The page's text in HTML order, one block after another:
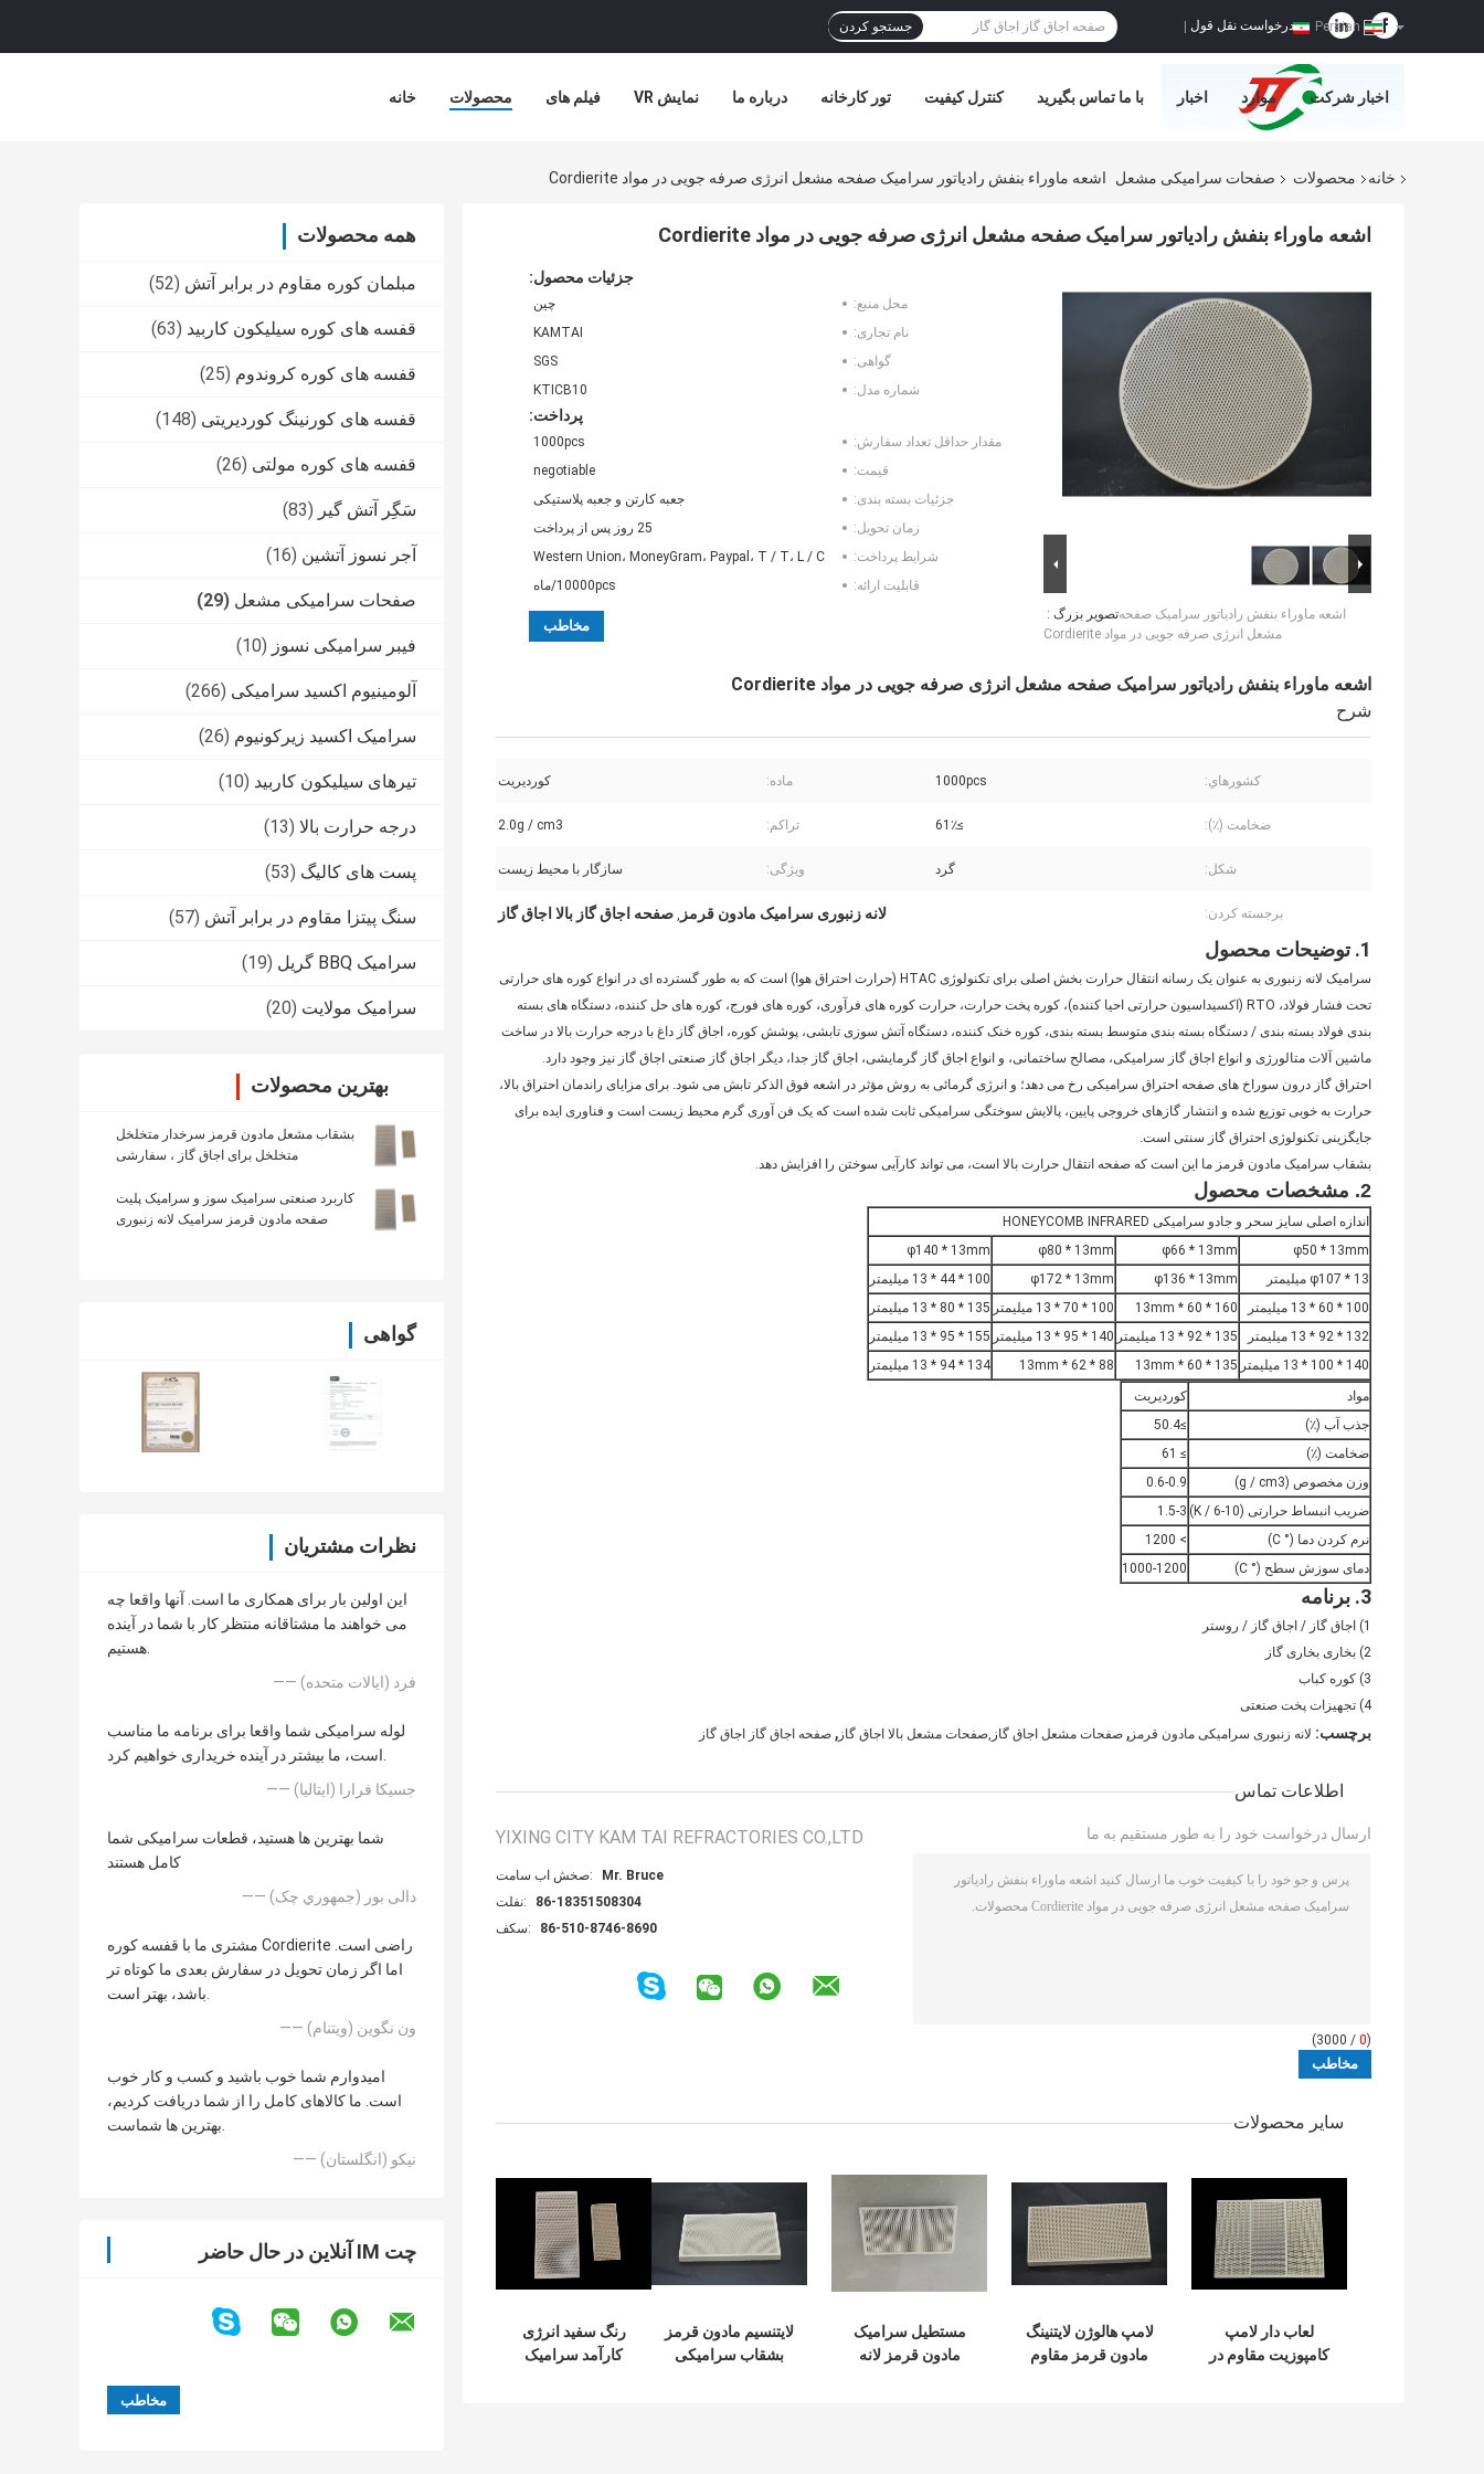
درخواست نقل قول جستجو کردن
خانه محصولات فیلم های نمایش VR درباره ما تور کارخانه کنترل کیفیت با ما تماس بگیرید اخبار موارد اخبار شرکت
خانه محصولات صفحات سرامیکی مشعل اشعه ماوراء بنفش رادیاتور سرامیک صفحه مشعل انرژی صرفه جویی در مواد Cordierite
همه محصولات
مبلمان کوره مقاوم در برابر آتش (52)
قفسه های کوره سیلیکون کاربید (63)
قفسه های کوره کروندوم (25)
قفسه های کورنینگ کوردیریتی (148)
قفسه های کوره مولتی (26)
سَگِر آتش گیر (83)
آجر نسوز آتشین (16)
صفحات سرامیکی مشعل (29)
فیبر سرامیکی نسوز (10)
آلومینیوم اکسید سرامیکی (266)
سرامیک اکسید زیرکونیوم (26)
تیرهای سیلیکون کاربید (10)
درجه حرارت بالا (13)
پست های کالیگ (53)
سنگ پیتزا مقاوم در برابر آتش (57)
سرامیک BBQ گریل (19)
سرامیک مولایت (20)
بهترین محصولات
بشقاب مشعل مادون قرمز سرخدار متخلخل
متخلخل برای اجاق گاز ، سفارشی
کاربرد صنعتی سرامیک سوز و سرامیک پلیت
صفحه مادون قرمز سرامیک لانه زنبوری
گواهی
نظرات مشتریان
این اولین بار برای همکاری ما است. آنها واقعا چه
می خواهند ما مشتاقانه منتظر کار با شما در آینده
هستیم.
—— فرد (ايالات متحده)
لوله سرامیکی شما واقعا برای برنامه ما مناسب
است، ما بیشتر در آینده خریداری خواهیم کرد.
—— جسیکا فرارا (ایتالیا)
شما بهترین ها هستید، قطعات سرامیکی شما
کامل هستند
—— دالی بور (جمهوري چک)
مشتری ما با قفسه کوره Cordierite راضی است.
اما اگر زمان تحویل در سفارش بعدی ما کوتاه تر
باشد، بهتر است.
—— ون نگوین (ویتنام)
امیدوارم شما خوب باشید و کسب و کار خوب
است. ما کالاهای کامل را از شما دریافت کردیم،
بهترین ها شماست.
—— نیکو (انگلستان)
چت IM آنلاین در حال حاضر
اشعه ماوراء بنفش رادیاتور سرامیک صفحه مشعل انرژی صرفه جویی در مواد Cordierite
تصویر بزرگ :اشعه ماوراء بنفش رادیاتور سرامیک صفحه
مشعل انرژی صرفه جویی در مواد Cordierite
جزئیات محصول:
محل منبع:
چین
نام تجاری:
KAMTAI
گواهی:
SGS
شماره مدل:
KTICB10
پرداخت:
مقدار حداقل تعداد سفارش:
1000pcs
قیمت:
negotiable
جزئیات بسته بندی:
جعبه کارتن و جعبه پلاستیکی
زمان تحویل:
25 روز پس از پرداخت
شرایط پرداخت:
Western Union، MoneyGram، Paypal، T / T، L / C
قابلیت ارائه:
10000pcs/ماه
مخاطب
اشعه ماوراء بنفش رادیاتور سرامیک صفحه مشعل انرژی صرفه جویی در مواد Cordierite
شرح
کشورهاي: 1000pcs ماده: کوردیریت
ضخامت (٪): ≥61٪ تراکم: 2.0g / cm3
شکل: گرد ویژگی: سازگار با محیط زیست
برجسته کردن: لانه زنبوری سرامیک مادون قرمز , صفحه اجاق گاز بالا اجاق گاز
1. توضیحات محصول
سرامیک لانه زنبوری به عنوان یک رسانه انتقال حرارت بخش اصلی برای تکنولوژی HTAC (حرارت احتراق هوا) است که به طور گسترده ای در انواع کوره های حرارتی
تحت فشار فولاد، RTO (اکسیداسیون حرارتی احیا کننده)، کوره پخت حرارت، حرارت کوره های فرآوری، کوره های فورج، کوره های حل کننده، دستگاه های بسته
بندی فولاد بسته بندی / دستگاه بسته بندی متوسط ​​بسته بندی، کوره خنک کننده، دستگاه آتش سوزی تابشی، پوشش کوره، اجاق گاز داغ با درجه حرارت بالا در ساخت
ماشین آلات متالورژی و انواع اجاق گاز سرامیکی، مصالح ساختمانی، و انواع اجاق گاز گرمایشی، اجاق گاز جدا، دیگر اجاق گاز صنعتی اجاق گاز نیز وجود دارد.
احتراق گاز درون سوراخ های صفحه احتراق سرامیکی رخ می دهد؛ و انرژی گرمائی به روش مؤثر در اشعه فوق الذکر تابش می شود. برای مزایای راندمان احتراق بالا،
حرارت به خوبی توزیع شده و انتشار گازهای خروجی پایین، پالایش سوختگی سرامیکی ثابت شده است که یک فن آوری گرم محیط زیست است و فناوری ایده برای
جایگزینی تکنولوژی احتراق گاز سنتی است.
بشقاب سرامیک مادون قرمز ما این است که صفحه انتقال حرارت بالا است، می تواند کارآیی سوختن را افزایش دهد.
2. مشخصات محصول
اندازه اصلی سایز سحر و جادو سرامیکی HONEYCOMB INFRARED
φ50 * 13mm
φ66 * 13mm
φ80 * 13mm
φ140 * 13mm
φ107 * 13 میلیمتر
φ136 * 13mm
φ172 * 13mm
100 * 44 * 13 میلیمتر
100 * 60 * 13 میلیمتر
160 * 60 * 13mm 100 * 70 * 13 میلیمتر
135 * 80 * 13 میلیمتر
132 * 92 * 13 میلیمتر
135 * 92 * 13 میلیمتر 140 * 95 * 13 میلیمتر
155 * 95 * 13 میلیمتر
140 * 100 * 13 میلیمتر
135 * 60 * 13mm
88 * 62 * 13mm
134 * 94 * 13 میلیمتر
مواد
کوردیریت
جذب آب (٪)
≥50.4
ضخامت (٪)
≥ 61
وزن مخصوص (g / cm3)
0.6-0.9
ضریب انبساط حرارتی (10-6 / K)
1.5-3
نرم کردن دما (° C)
> 1200
دمای سوزش سطح (° C)
1000-1200
3. برنامه
1) اجاق گاز / اجاق گاز / روستر
2) بخاری بخاری گاز
3) کوره کباب
4) تجهیزات پخت صنعتی
برچسب: لانه زنبوری سرامیکی مادون قرمز , صفحات مشعل اجاق گاز,صفحات مشعل بالا اجاق گاز , صفحه اجاق گاز اجاق گاز
اطلاعات تماس
YIXING CITY KAM TAI REFRACTORIES CO.,LTD
تماس با شخص:
Mr. Bruce
تلفن:
86-18351508304
فکس:
86-510-8746-8690
ارسال درخواست خود را به طور مستقیم به ما
(
0
/ 3000)
سایر محصولات
لعاب دار لامپ
کامپوزیت مقاوم در
لامپ هالوژن لایتنینگ
مادون قرمز مقاوم
مستطیل سرامیک
مادون قرمز لانه
لایتنسیم مادون قرمز
بشقاب سرامیکی
رنگ سفید انرژی
کارآمد سرامیک